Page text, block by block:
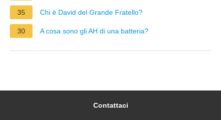
35 Chi è David del Grande Fratello?
30 A cosa sono gli AH di una batteria?
Contattaci